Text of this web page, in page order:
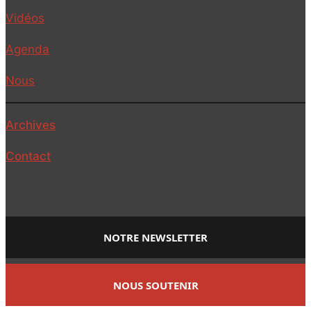
Vidéos
Agenda
Nous
Archives
Contact
NOTRE NEWSLETTER
NOUS SOUTENIR